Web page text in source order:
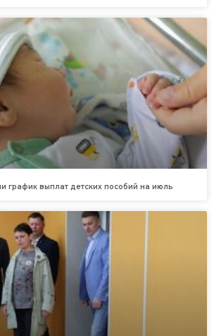
график выплат детских пособий на июль